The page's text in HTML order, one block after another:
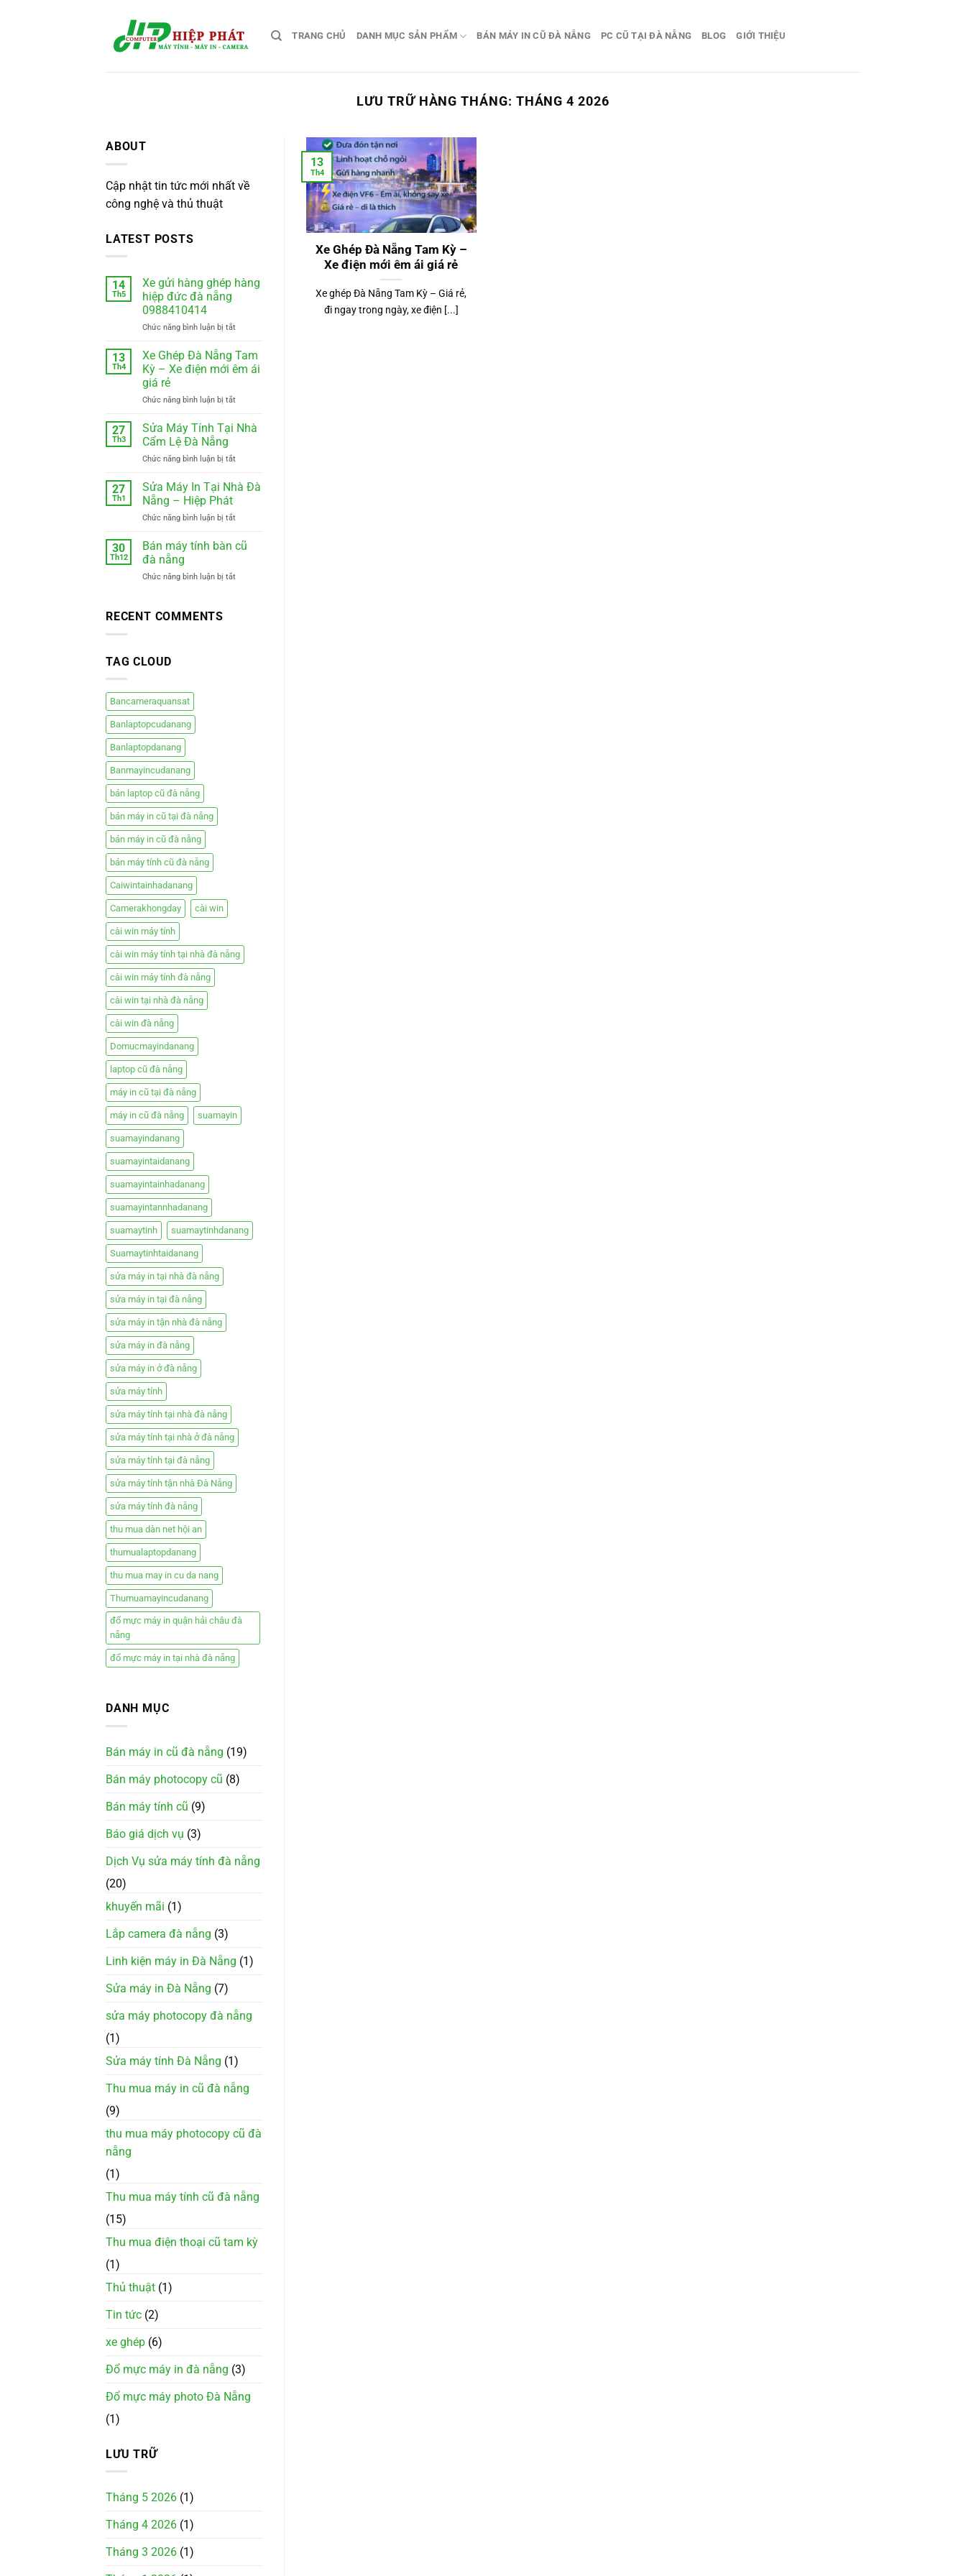
TRANG CHỦ DANH MỤC SẢN PHẨM BÁN MÁY IN CŨ ĐÀ NẴNG PC CŨ TẠI ĐÀ NẴNG BLOG GIỚI THIỆU
LƯU TRỮ HÀNG THÁNG: THÁNG 4 2026
ABOUT
Cập nhật tin tức mới nhất về
công nghệ và thủ thuật
LATEST POSTS
14
Th5
Xe gửi hàng ghép hàng
hiệp đức đà nẵng
0988410414
Chức năng bình luận bị tắtở
gửi
hàng
ghép
hiệp
đà
13
Th4
Xe Ghép Đà Nẵng Tam
Kỳ – Xe điện mới êm ái
giá rẻ
Chức năng bình luận bị tắtở
Ghép
Tam
–
mới
ái
27
Th3
Sửa Máy Tính Tại Nhà
Cẩm Lệ Đà Nẵng
Chức năng bình luận bị tắtở
Máy
Nhà
Lệ
27
Th1
Sửa Máy In Tại Nhà Đà
Nẵng – Hiệp Phát
Chức năng bình luận bị tắtở
Máy
Nhà
30
Th12
Bán máy tính bàn cũ
đà nẵng
Chức năng bình luận bị tắtở
RECENT COMMENTS
TAG CLOUD
Bancameraquansat
Banlaptopcudanang
Banlaptopdanang
Banmayincudanang
bán laptop cũ đà nẵng
bán máy in cũ tại đà nẵng
bán máy in cũ đà nẵng
bán máy tính cũ đà nẵng
Caiwintainhadanang
Camerakhongday cài win
cài win máy tính
cài win máy tính tại nhà đà nẵng
cài win máy tính đà nẵng
cài win tại nhà đà nẵng
cài win đà nẵng
Domucmayindanang
laptop cũ đà nẵng
máy in cũ tại đà nẵng
máy in cũ đà nẵng suamayin
suamayindanang
suamayintaidanang
suamayintainhadanang
suamayintannhadanang
suamaytinh suamaytinhdanang
Suamaytinhtaidanang
sửa máy in tại nhà đà nẵng
sửa máy in tại đà nẵng
sửa máy in tận nhà đà nẵng
sửa máy in đà nẵng
sửa máy in ở đà nẵng
sửa máy tính
sửa máy tính tại nhà đà nẵng
sửa máy tính tại nhà ở đà nẵng
sửa máy tính tại đà nẵng
sửa máy tính tận nhà Đà Nẵng
sửa máy tính đà nẵng
thu mua dàn net hội an
thumualaptopdanang
thu mua may in cu da nang
Thumuamayincudanang
đổ mực máy in quận hải châu đà
nẵng
đổ mực máy in tại nhà đà nẵng
DANH MỤC
Bán máy in cũ đà nẵng (19)
Bán máy photocopy cũ (8)
Bán máy tính cũ (9)
Báo giá dịch vụ (3)
Dịch Vụ sửa máy tính đà nẵng
(20)
khuyến mãi (1)
Lắp camera đà nẵng (3)
Linh kiện máy in Đà Nẵng (1)
Sửa máy in Đà Nẵng (7)
sửa máy photocopy đà nẵng
(1)
Sửa máy tính Đà Nẵng (1)
Thu mua máy in cũ đà nẵng
(9)
thu mua máy photocopy cũ đà
nẵng
(1)
Thu mua máy tính cũ đà nẵng
(15)
Thu mua điện thoại cũ tam kỳ
(1)
Thủ thuật (1)
Tin tức (2)
xe ghép (6)
Đổ mực máy in đà nẵng (3)
Đổ mực máy photo Đà Nẵng
(1)
LƯU TRỮ
Tháng 5 2026 (1)
Tháng 4 2026 (1)
Tháng 3 2026 (1)
Xe Ghép Đà Nẵng Tam Kỳ –
Xe điện mới êm ái giá rẻ
Xe ghép Đà Nẵng Tam Kỳ – Giá rẻ,
đi ngay trong ngày, xe điện [...]
13
Th4